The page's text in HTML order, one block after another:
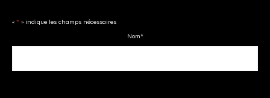
« * » indique les champs nécessaires
Nom*